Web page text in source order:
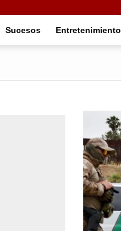
Sucesos Entretenimiento